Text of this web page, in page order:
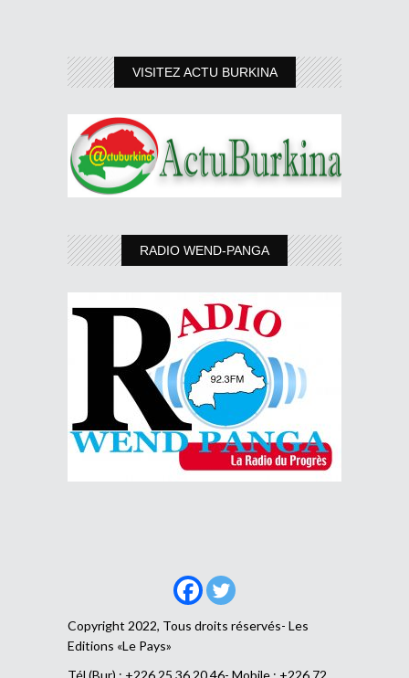
VISITEZ ACTU BURKINA
RADIO WEND-PANGA
Copyright 2022, Tous droits réservés- Les
Editions «Le Pays»